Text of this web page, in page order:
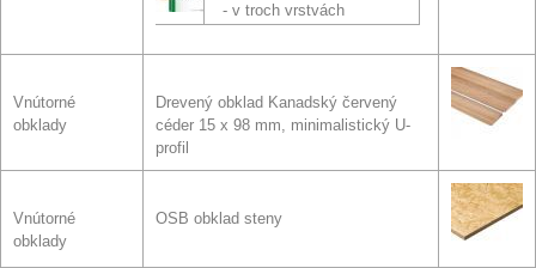
- v troch vrstvách
Vnútorné
obklady
Drevený obklad Kanadský červený
céder 15 x 98 mm, minimalistický U-
profil
Vnútorné
obklady
OSB obklad steny